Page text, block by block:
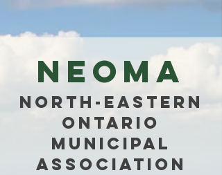
NEOMa
North-Eastern
Ontario
Municipal
Association